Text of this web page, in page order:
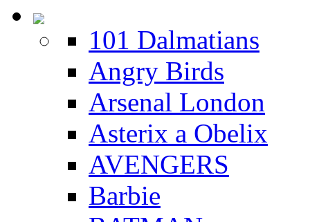
101 Dalmatians
Angry Birds
Arsenal London
Asterix a Obelix
AVENGERS
Barbie